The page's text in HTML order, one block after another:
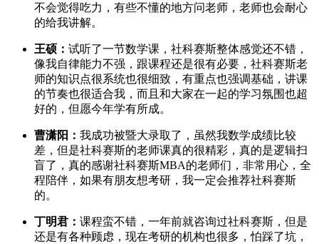
不会觉得吃力，有些不懂的地方问老师，老师也会耐心
的给我讲解。
王硕： 试听了一节数学课，社科赛斯整体感觉还不错，
像我自律能力不强，跟课程还是很有必要，社科赛斯老
师的知识点很系统也很细致，有重点也强调基础，讲课
的节奏也很适合我，而且和大家在一起的学习氛围也超
好的，但愿今年学有所成。
曹潇阳： 我成功被暨大录取了，虽然我数学成绩比较
差，但是社科赛斯的老师课真的很精彩，真的是逻辑扫
盲了，真的感谢社科赛斯MBA的老师们，非常用心，全
程陪伴，如果有朋友想考研，我一定会推荐社科赛斯
的。
丁明君： 课程蛮不错，一年前就咨询过社科赛斯，但是
还是有各种顾虑，现在考研的机构也很多，怕踩了坑，